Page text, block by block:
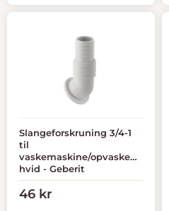
Slangeforskruning 3/4-1
til
vaskemaskine/opvaskemaskine,
hvid - Geberit
Tilbudspris
46 kr